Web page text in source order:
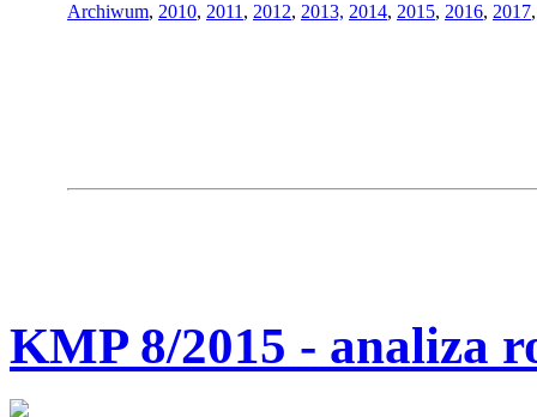
Archiwum, 2010, 2011 , 2012, 2013, 2014, 2015, 2016, 2017
KMP 8/2015 - analiza